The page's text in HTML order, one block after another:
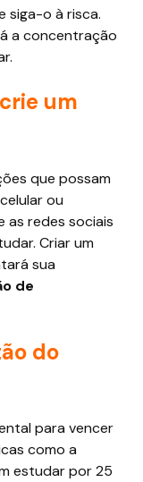
siga-o à risca.
a concentração
um
que possam
ou
as redes sociais
Criar um
sua
de
do
para vencer
como a
estudar por 25